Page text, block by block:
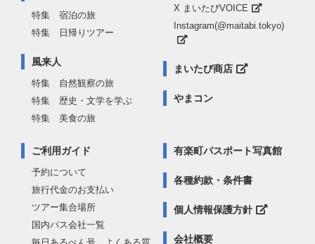
特集 宿泊の旅
特集 日帰りツアー
風来人
特集 自然観察の旅
特集 歴史・文学を学ぶ
特集 美食の旅
X まいたびVOICE
Instagram(@maitabi.tokyo)
まいたび商店
やまコン
ご利用ガイド
予約について
旅行代金のお支払い
ツアー集合場所
国内バス会社一覧
有楽町パスポート写真館
各種約款・条件書
個人情報保護方針
会社概要